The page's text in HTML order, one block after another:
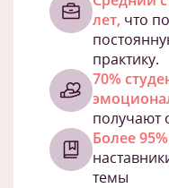
лет, что
практику.
70%
получают
Более
темы